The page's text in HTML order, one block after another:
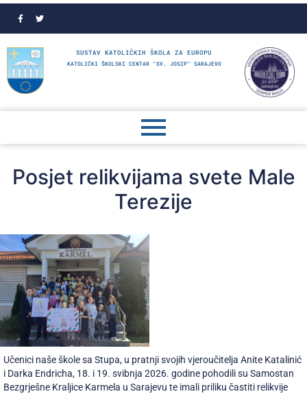
SUSTAV KATOLIČKIH ŠKOLA ZA EUROPU
KATOLIČKI ŠKOLSKI CENTAR "SV. JOSIP" SARAJEVO
Posjet relikvijama svete Male
Terezije
Učenici naše škole sa Stupa, u pratnji svojih vjeroučitelja Anite Katalinić
i Darka Endricha, 18. i 19. svibnja 2026. godine pohodili su Samostan
Bezgrješne Kraljice Karmela u Sarajevu te imali priliku častiti relikvije